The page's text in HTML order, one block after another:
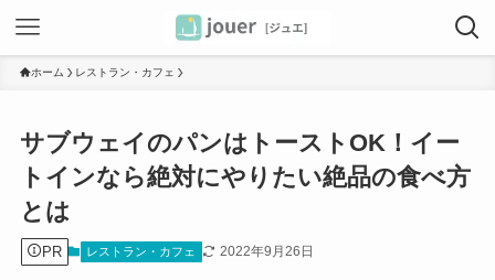
ホーム レストラン・カフェ
サブウェイのパンはトーストOK！イー
トインなら絶対にやりたい絶品の食べ方
とは
PR レストラン・カフェ 2022年9月26日